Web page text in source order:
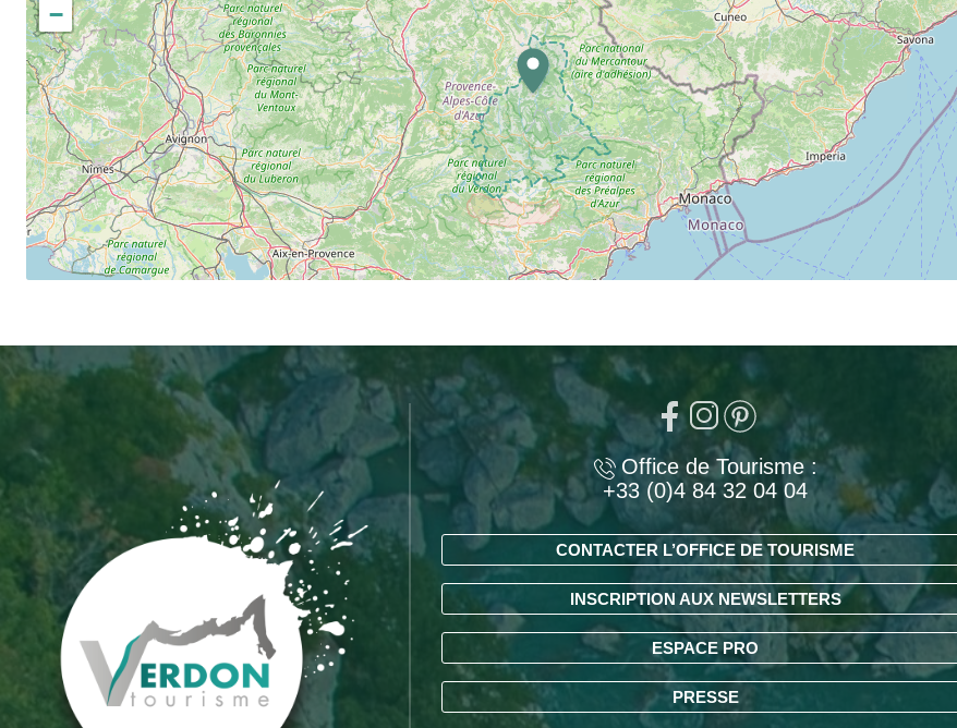
−
Office de Tourisme :
+33 (0)4 84 32 04 04
CONTACTER L’OFFICE DE TOURISME
INSCRIPTION AUX NEWSLETTERS
ESPACE PRO
PRESSE